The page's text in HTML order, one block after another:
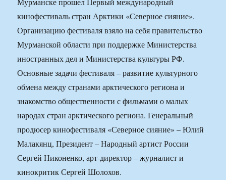
кинофестиваль стран Арктики «Северное сияние».
Организацию фестиваля взяло на себя правительство
Мурманской области при поддержке Министерства
иностранных дел и Министерства культуры РФ.
Основные задачи фестиваля – развитие культурного
обмена между странами арктического региона и
знакомство общественности с фильмами о малых
народах стран арктического региона. Генеральный
продюсер кинофестиваля «Северное сияние» – Юлий
Малакянц, Президент – Народный артист России
Сергей Никоненко, арт-директор – журналист и
кинокритик Сергей Шолохов.